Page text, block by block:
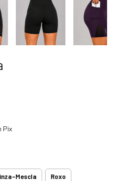
Pix
Mescla Roxo